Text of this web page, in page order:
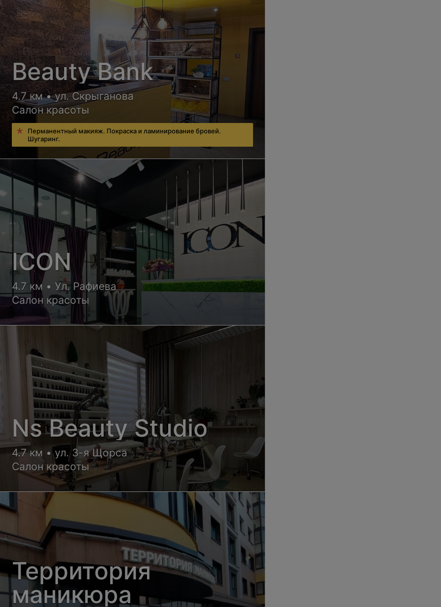
Beauty Bank
4.7 км • ул. Скрыганова
Салон красоты
Перманентный макияж. Покраска и ламинирование бровей.
Шугаринг.
ICON
4.7 км • Ул. Рафиева
Салон красоты
Ns Beauty Studio
4.7 км • ул. 3-я Щорса
Салон красоты
Территория
маникюра